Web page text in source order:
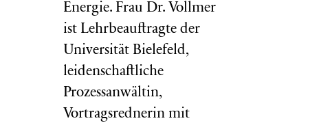
Energie. Frau Dr. Vollmer
ist Lehrbeauftragte der
Universität Bielefeld,
leidenschaftliche
Prozessanwältin,
Vortragsrednerin mit